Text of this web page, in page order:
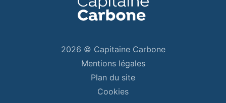
les Cookies !
On a attendu d'être sûrs que le contenu de ce
site vous intéresse avant de vous déranger,
2026 © Capitaine Carbone
Mentions légales
Plan du site
Cookies